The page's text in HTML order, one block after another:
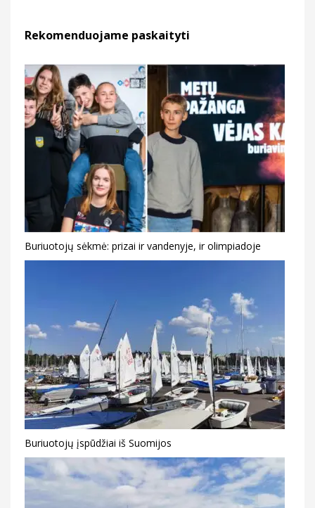
Rekomenduojame paskaityti
Buriuotojų sėkmė: prizai ir vandenyje, ir olimpiadoje
Buriuotojų įspūdžiai iš Suomijos